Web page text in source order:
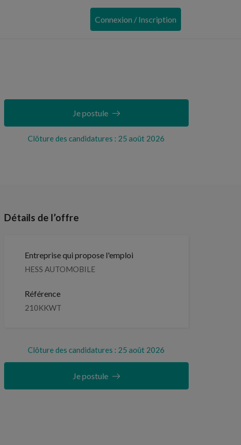
Connexion / Inscription
Clôture des candidatures : 25 août 2026
Je postule
Détails de l’offre
Entreprise qui propose l'emploi
HESS AUTOMOBILE
Référence
210KKWT
Clôture des candidatures : 25 août 2026
Je postule